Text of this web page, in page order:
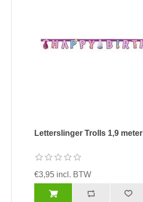
Letterslinger Trolls 1,9 meter
€3,95 incl. BTW